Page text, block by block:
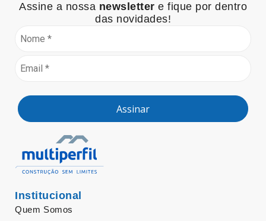
Assine a nossa newsletter e fique por dentro
das novidades!
Assinar
Institucional
Quem Somos